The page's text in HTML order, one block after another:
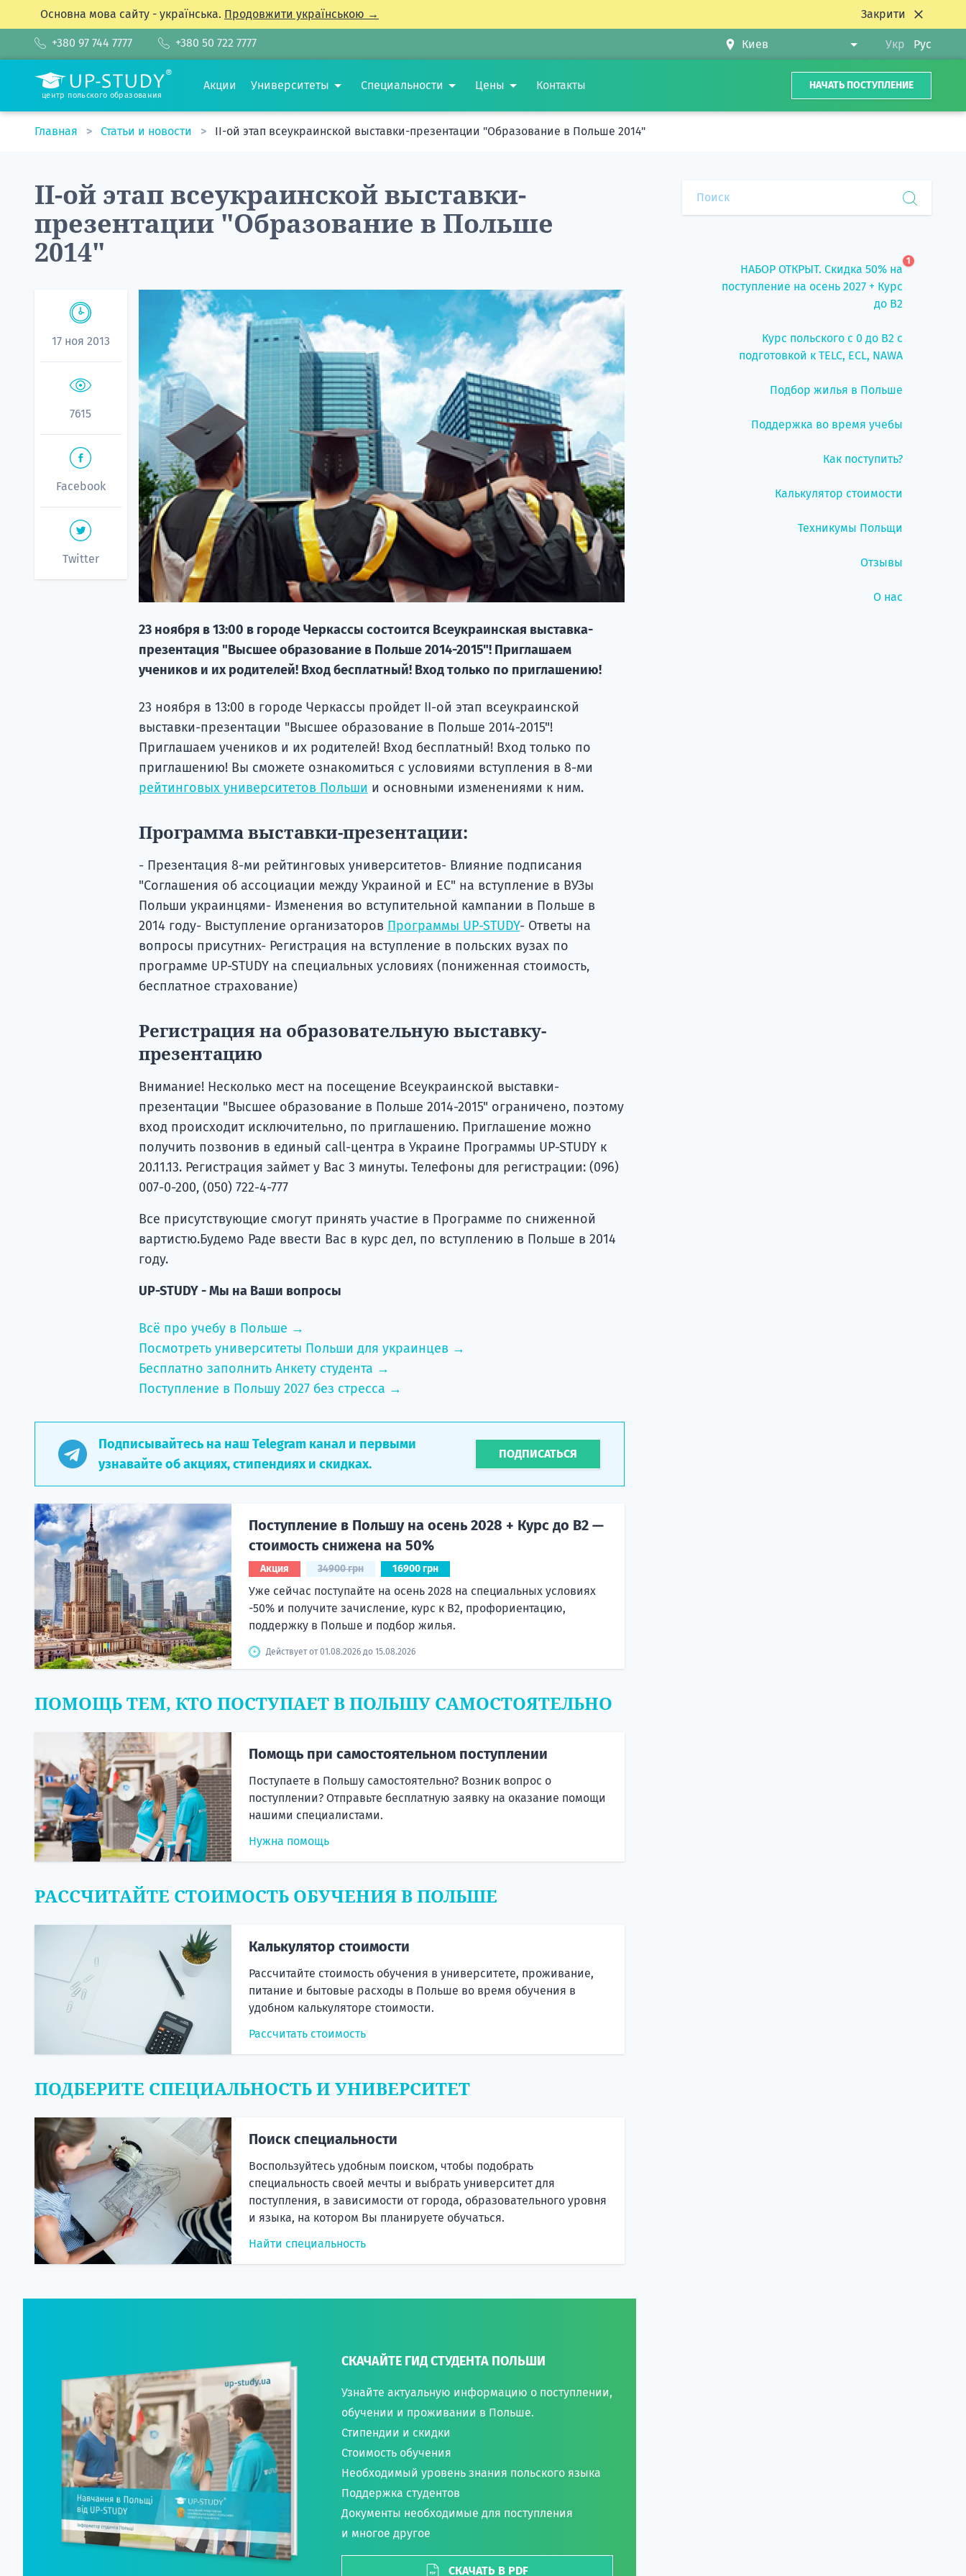
Основна мова сайту - українська. Продовжити українською → Закрити
+380 97 744 7777 +380 50 722 7777 Укр Рус
центр польского образования
Акции Университеты Специальности Цены Контакты НАЧАТЬ ПОСТУПЛЕНИЕ
Главная Статьи и новости II-ой этап всеукраинской выставки-презентации "Образование в Польше 2014"
II-ой этап всеукраинской выставки-
презентации "Образование в Польше
2014"
17 ноя 2013
7615
Facebook
Twitter
23 ноября в 13:00 в городе Черкассы состоится Всеукраинская выставка-
презентация "Высшее образование в Польше 2014-2015"! Приглашаем
учеников и их родителей! Вход бесплатный! Вход только по приглашению!
23 ноября в 13:00 в городе Черкассы пройдет II-ой этап всеукраинской
выставки-презентации "Высшее образование в Польше 2014-2015"!
Приглашаем учеников и их родителей! Вход бесплатный! Вход только по
приглашению! Вы сможете ознакомиться с условиями вступления в 8-ми
рейтинговых университетов Польши и основными изменениями к ним.
Программа выставки-презентации:
- Презентация 8-ми рейтинговых университетов- Влияние подписания
"Соглашения об ассоциации между Украиной и ЕС" на вступление в ВУЗы
Польши украинцями- Изменения во вступительной кампании в Польше в
2014 году- Выступление организаторов Программы UP-STUDY- Ответы на
вопросы присутних- Регистрация на вступление в польских вузах по
программе UP-STUDY на специальных условиях (пониженная стоимость,
бесплатное страхование)
Регистрация на образовательную выставку-
презентацию
Внимание! Несколько мест на посещение Всеукраинской выставки-
презентации "Высшее образование в Польше 2014-2015" ограничено, поэтому
вход происходит исключительно, по приглашению. Приглашение можно
получить позвонив в единый call-центра в Украине Программы UP-STUDY к
20.11.13. Регистрация займет у Вас 3 минуты. Телефоны для регистрации: (096)
007-0-200, (050) 722-4-777
Все присутствующие смогут принять участие в Программе по сниженной
вартистю.Будемо Раде ввести Вас в курс дел, по вступлению в Польше в 2014
году.
UP-STUDY - Мы на Ваши вопросы
Всё про учебу в Польше →
Посмотреть университеты Польши для украинцев →
Бесплатно заполнить Анкету студента →
Поступление в Польшу 2027 без стресса →
Подписывайтесь на наш Telegram канал и первыми
узнавайте об акциях, стипендиях и скидках.
ПОДПИСАТЬСЯ
Поступление в Польшу на осень 2028 + Курс до B2 —
стоимость снижена на 50%
Акция 34900 грн 16900 грн
Уже сейчас поступайте на осень 2028 на специальных условиях
-50% и получите зачисление, курс к B2, профориентацию,
поддержку в Польше и подбор жилья.
Действует от 01.08.2026 до 15.08.2026
ПОМОЩЬ ТЕМ, КТО ПОСТУПАЕТ В ПОЛЬШУ САМОСТОЯТЕЛЬНО
Помощь при самостоятельном поступлении
Поступаете в Польшу самостоятельно? Возник вопрос о
поступлении? Отправьте бесплатную заявку на оказание помощи
нашими специалистами.
Нужна помощь
РАССЧИТАЙТЕ СТОИМОСТЬ ОБУЧЕНИЯ В ПОЛЬШЕ
Калькулятор стоимости
Рассчитайте стоимость обучения в университете, проживание,
питание и бытовые расходы в Польше во время обучения в
удобном калькуляторе стоимости.
Рассчитать стоимость
ПОДБЕРИТЕ СПЕЦИАЛЬНОСТЬ И УНИВЕРСИТЕТ
Поиск специальности
Воспользуйтесь удобным поиском, чтобы подобрать
специальность своей мечты и выбрать университет для
поступления, в зависимости от города, образовательного уровня
и языка, на котором Вы планируете обучаться.
Найти специальность
СКАЧАЙТЕ ГИД СТУДЕНТА ПОЛЬШИ
Узнайте актуальную информацию о поступлении,
обучении и проживании в Польше.
Стипендии и скидки
Стоимость обучения
Необходимый уровень знания польского языка
Поддержка студентов
Документы необходимые для поступления
и многое другое
СКАЧАТЬ В PDF
НАБОР ОТКРЫТ. Скидка 50% на
поступление на осень 2027 + Курс
до B2
1
Курс польского с 0 до B2 с
подготовкой к TELC, ECL, NAWA
Подбор жилья в Польше
Поддержка во время учебы
Как поступить?
Калькулятор стоимости
Техникумы Польщи
Отзывы
О нас